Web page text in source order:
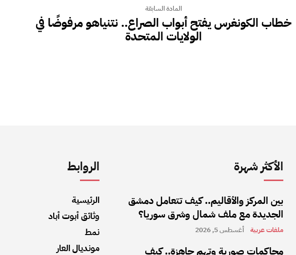
المادة السابقة
خطاب الكونغرس يفتح أبواب الصراع.. نتنياهو مرفوضًا في
الولايات المتحدة
الروابط
الرئيسية
وثائق أبوت أباد
نمط
مونديال العار
الأكثر شهرة
بين المركز والأقاليم.. كيف تتعامل دمشق
الجديدة مع ملف شمال وشرق سوريا؟
ملفات عربية أغسطس 5, 2026
محاكمات صورية وتهم جاهزة.. كيف